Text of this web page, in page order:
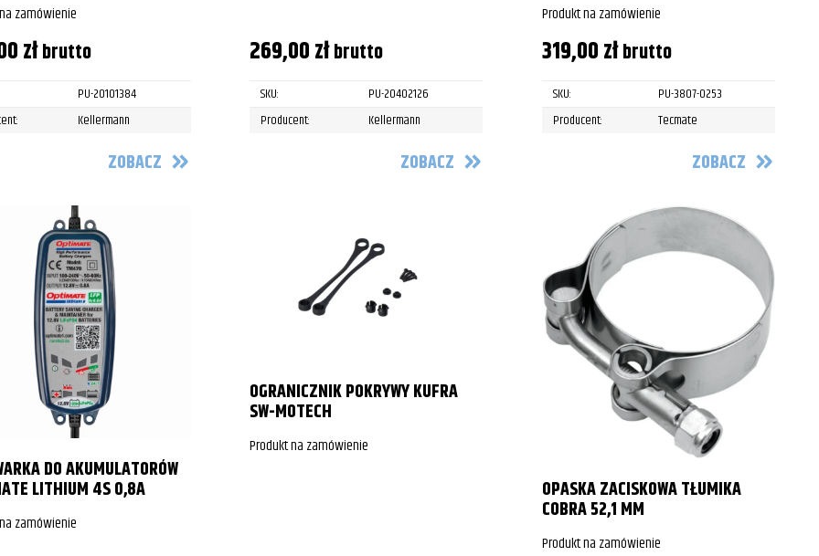
zamówienie
złbrutto
PU-20101384
Kellermann
ZOBACZ
269,00złbrutto
SKU:
PU-20402126
Producent:
Kellermann
ZOBACZ
Produkt na zamówienie
319,00złbrutto
SKU:
PU-3807-0253
Producent:
Tecmate
ZOBACZ
DO AKUMULATORÓW
LITHIUM 4S 0,8A
zamówienie
OGRANICZNIK POKRYWY KUFRA
SW-MOTECH
Produkt na zamówienie
OPASKA ZACISKOWA TŁUMIKA
COBRA 52,1 MM
Produkt na zamówienie